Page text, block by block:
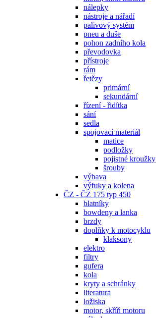
nálepky
nástroje a nářadí
palivový systém
pneu a duše
pohon zadního kola
převodovka
přístroje
rám
řetězy
primární
sekundární
řízení - řidítka
sání
sedla
spojovací materiál
matice
podložky
pojistné kroužky
šrouby
výbava
výfuky a kolena
ČZ - ČZ 175 typ 450
blatníky
bowdeny a lanka
brzdy
doplňky k motocyklu
klaksony
elektro
filtry
gufera
kola
kryty a schránky
literatura
ložiska
motor, skříň motoru